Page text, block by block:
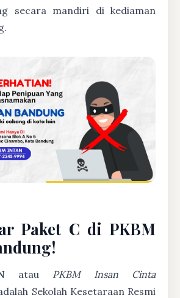
secara mandiri di kediaman
Paket C di PKBM
atau PKBM Insan Cinta
Sekolah Kesetaraan Resmi